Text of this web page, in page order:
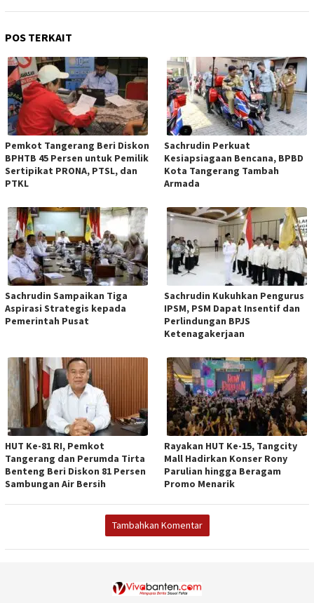
POS TERKAIT
Pemkot Tangerang Beri Diskon
BPHTB 45 Persen untuk Pemilik
Sertipikat PRONA, PTSL, dan
PTKL
Sachrudin Perkuat
Kesiapsiagaan Bencana, BPBD
Kota Tangerang Tambah
Armada
Sachrudin Sampaikan Tiga
Aspirasi Strategis kepada
Pemerintah Pusat
Sachrudin Kukuhkan Pengurus
IPSM, PSM Dapat Insentif dan
Perlindungan BPJS
Ketenagakerjaan
HUT Ke-81 RI, Pemkot
Tangerang dan Perumda Tirta
Benteng Beri Diskon 81 Persen
Sambungan Air Bersih
Rayakan HUT Ke-15, Tangcity
Mall Hadirkan Konser Rony
Parulian hingga Beragam
Promo Menarik
Tambahkan Komentar